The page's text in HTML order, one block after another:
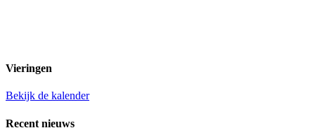
Vieringen
Bekijk de kalender
Recent nieuws